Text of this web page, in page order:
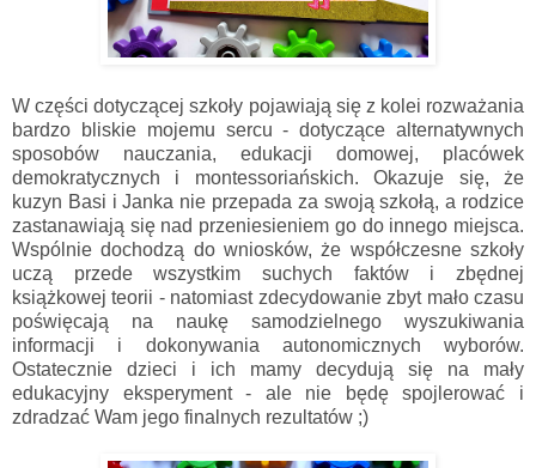
W części dotyczącej szkoły pojawiają się z kolei rozważania
bardzo bliskie mojemu sercu - dotyczące alternatywnych
sposobów nauczania, edukacji domowej, placówek
demokratycznych i montessoriańskich. Okazuje się, że
kuzyn Basi i Janka nie przepada za swoją szkołą, a rodzice
zastanawiają się nad przeniesieniem go do innego miejsca.
Wspólnie dochodzą do wniosków, że współczesne szkoły
uczą przede wszystkim suchych faktów i zbędnej
książkowej teorii - natomiast zdecydowanie zbyt mało czasu
poświęcają na naukę samodzielnego wyszukiwania
informacji i dokonywania autonomicznych wyborów.
Ostatecznie dzieci i ich mamy decydują się na mały
edukacyjny eksperyment - ale nie będę spojlerować i
zdradzać Wam jego finalnych rezultatów ;)